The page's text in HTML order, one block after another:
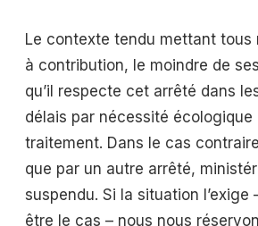
Le contexte tendu mettant tous
à contribution, le moindre de
qu’il respecte cet arrêté dans
délais par nécessité
traitement. Dans le cas
que par un autre arrêté,
suspendu. Si la situation l’exige
être le cas – nous nous